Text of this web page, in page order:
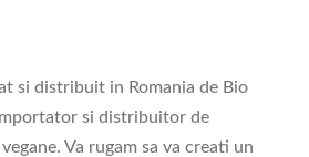
si distribuit in Romania de Bio
si distribuitor de
Va rugam sa va creati un